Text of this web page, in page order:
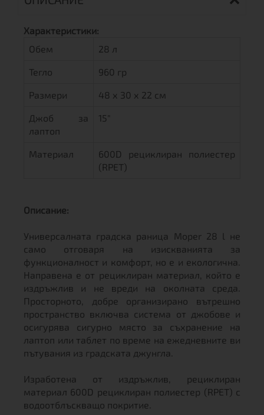
Характеристики:
Обем
28 л
Тегло 960 гр
Размери 48 х 30 х 22 см
Джоб за
лаптоп
15"
Материал
600D рециклиран полиестер
(RPET)
Описание:
Универсалната градска раница Moper 28 l не
само отговаря на изискванията за
функционалност и комфорт, но е и екологична.
Направена е от рециклиран материал, който е
издръжлив и не вреди на околната среда.
Просторното, добре организирано вътрешно
пространство включва система от джобове и
осигурява сигурно място за съхранение на
лаптоп или таблет по време на ежедневните ви
пътувания из градската джунгла.
Изработена от издръжлив, рециклиран
материал 600D рециклиран полиестер (RPET) с
водоотблъскващо покритие.